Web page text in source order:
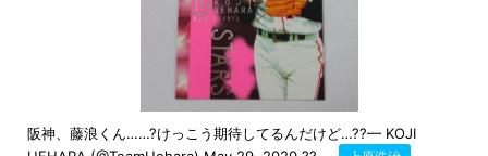
阪神、藤浪くん……?けっこう期待してるんだけど…??— KOJI